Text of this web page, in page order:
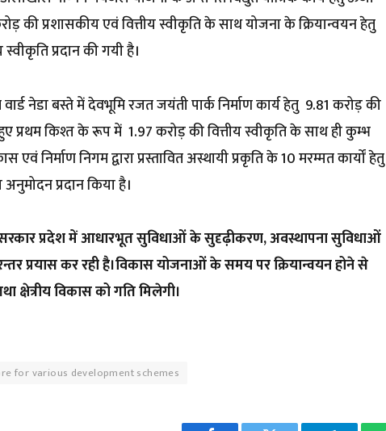
की प्रशासकीय एवं वित्तीय स्वीकृति के साथ योजना के क्रियान्वयन हेतु
प्रदान की गयी है।
वार्ड नेडा बस्ते में देवभूमि रजत जयंती पार्क निर्माण कार्य हेतु ₹ 9.81 करोड़ की
प्रथम किश्त के रूप में ₹ 1.97 करोड़ की वित्तीय स्वीकृति के साथ ही कुम्भ
निगम द्वारा प्रस्तावित अस्थायी प्रकृति के 10 मरम्मत कार्यों हेतु ₹
प्रदान किया है।
सरकार प्रदेश में आधारभूत सुविधाओं के सुदृढ़ीकरण, अवस्थापना सुविधाओं
प्रयास कर रही है।विकास योजनाओं के समय पर क्रियान्वयन होने से
क्षेत्रीय विकास को गति मिलेगी।
for various development schemes